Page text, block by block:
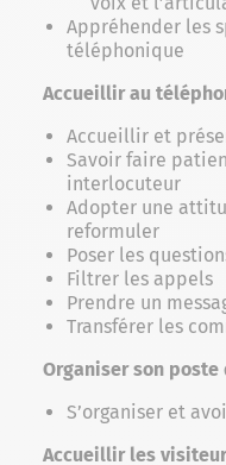
Appréhender les
téléphonique
Accueillir au
Accueillir et
Savoir faire
interlocuteur
Adopter une
reformuler
Poser les
Filtrer les appels
Prendre un
Transférer les
Organiser son
S’organiser et
Accueillir les